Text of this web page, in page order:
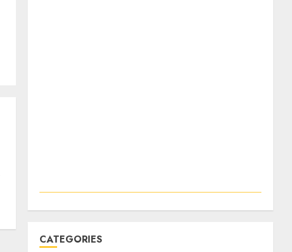
CATEGORIES